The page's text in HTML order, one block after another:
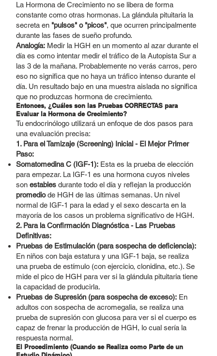
La Hormona de Crecimiento no se libera de forma
constante como otras hormonas. La glándula pituitaria la
secreta en "pulsos" o "picos", que ocurren principalmente
durante las fases de sueño profundo.
Analogía:Medir la HGH en un momento al azar durante el
día es como intentar medir el tráfico de la Autopista Sur a
las 3 de la mañana. Probablemente no verás carros, pero
eso no significa que no haya un tráfico intenso durante el
día. Un resultado bajo en una muestra aislada no significa
que no produzcas hormona de crecimiento.
Entonces, ¿Cuáles son las Pruebas CORRECTAS para
Evaluar la Hormona de Crecimiento?
Tu endocrinólogo utilizará un enfoque de dos pasos para
una evaluación precisa:
1. Para el Tamizaje (Screening) Inicial - El Mejor Primer
Paso:
Somatomedina C (IGF-1):Esta es la prueba de elección
para empezar. La IGF-1 es una hormona cuyos niveles
son establesdurante todo el día y reflejan la producción
promediode HGH de las últimas semanas. Un nivel
normal de IGF-1 para la edad y el sexo descarta en la
mayoría de los casos un problema significativo de HGH.
2. Para la Confirmación Diagnóstica - Las Pruebas
Definitivas:
Pruebas de Estimulación (para sospecha de deficiencia):
En niños con baja estatura y una IGF-1 baja, se realiza
una prueba de estímulo (con ejercicio, clonidina, etc.). Se
mide el pico de HGH para ver si la glándula pituitaria tiene
la capacidad de producirla.
Pruebas de Supresión (para sospecha de exceso):En
adultos con sospecha de acromegalia, se realiza una
prueba de supresión con glucosa para ver si el cuerpo es
capaz de frenar la producción de HGH, lo cual sería la
respuesta normal.
El Procedimiento (Cuando se Realiza como Parte de un